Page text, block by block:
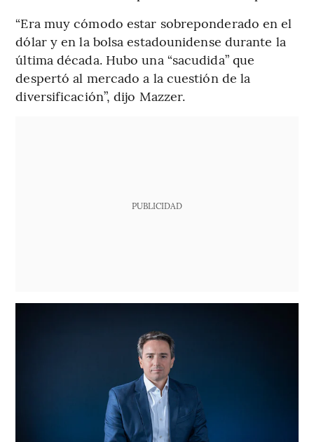
“Era muy cómodo estar sobreponderado en el
dólar y en la bolsa estadounidense durante la
última década. Hubo una “sacudida” que
despertó al mercado a la cuestión de la
diversificación”, dijo Mazzer.
PUBLICIDAD